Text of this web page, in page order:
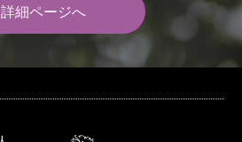
詳細ページへ